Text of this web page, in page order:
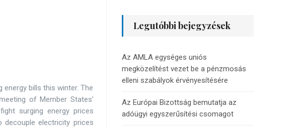
bills this winter. The
of Member States’
surging energy prices
decouple electricity prices
Legutóbbi bejegyzések
Az AMLA egységes uniós
megközelítést vezet be a pénzmosás
elleni szabályok érvényesítésére
Az Európai Bizottság bemutatja az
adóügyi egyszerűsítési csomagot